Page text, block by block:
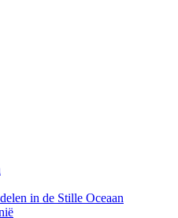
in de Stille Oceaan